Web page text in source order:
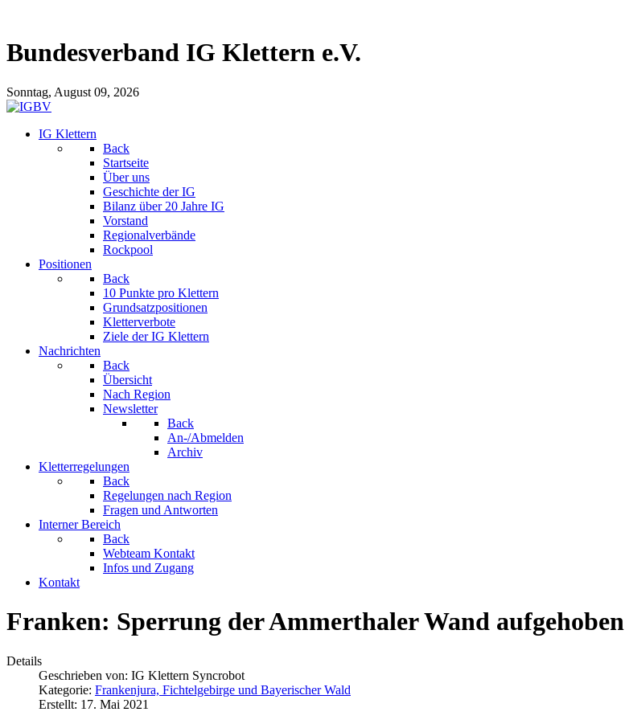
Bundesverband IG Klettern e.V.
Sonntag, August 09, 2026
IG Klettern
Back
Startseite
Über uns
Geschichte der IG
Bilanz über 20 Jahre IG
Vorstand
Regionalverbände
Rockpool
Positionen
Back
10 Punkte pro Klettern
Grundsatzpositionen
Kletterverbote
Ziele der IG Klettern
Nachrichten
Back
Übersicht
Nach Region
Newsletter
Back
An-/Abmelden
Archiv
Kletterregelungen
Back
Regelungen nach Region
Fragen und Antworten
Interner Bereich
Back
Webteam Kontakt
Infos und Zugang
Kontakt
Franken: Sperrung der Ammerthaler Wand aufgehoben
Details
Geschrieben von: IG Klettern Syncrobot
Kategorie: Frankenjura, Fichtelgebirge und Bayerischer Wald
Erstellt: 17. Mai 2021